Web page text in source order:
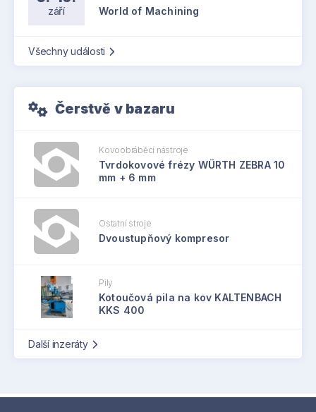
září World of Machining
Všechny události
Čerstvě v bazaru
Kovoobráběcí nástroje
Tvrdokovové frézy WÜRTH ZEBRA 10
mm + 6 mm
Ostatní stroje
Dvoustupňový kompresor
Pily
Kotoučová pila na kov KALTENBACH
KKS 400
Další inzeráty